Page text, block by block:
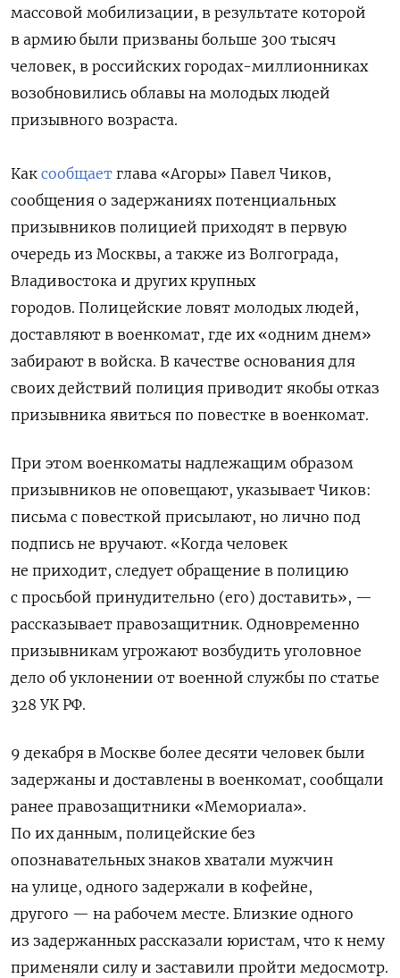
массовой мобилизации, в результате которой
в армию были призваны больше 300 тысяч
человек, в российских городах-миллионниках
возобновились облавы на молодых людей
призывного возраста.
Как сообщает глава «Агоры» Павел Чиков,
сообщения о задержаниях потенциальных
призывников полицией приходят в первую
очередь из Москвы, а также из Волгограда,
Владивостока и других крупных
городов. Полицейские ловят молодых людей,
доставляют в военкомат, где их «одним днем»
забирают в войска. В качестве основания для
своих действий полиция приводит якобы отказ
призывника явиться по повестке в военкомат.
При этом военкоматы надлежащим образом
призывников не оповещают, указывает Чиков:
письма с повесткой присылают, но лично под
подпись не вручают. «Когда человек
не приходит, следует обращение в полицию
с просьбой принудительно (его) доставить», —
рассказывает правозащитник. Одновременно
призывникам угрожают возбудить уголовное
дело об уклонении от военной службы по статье
328 УК РФ.
9 декабря в Москве более десяти человек были
задержаны и доставлены в военкомат, сообщали
ранее правозащитники «Мемориала».
По их данным, полицейские без
опознавательных знаков хватали мужчин
на улице, одного задержали в кофейне,
другого — на рабочем месте. Близкие одного
из задержанных рассказали юристам, что к нему
применяли силу и заставили пройти медосмотр.